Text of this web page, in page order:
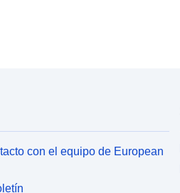
con el equipo de European